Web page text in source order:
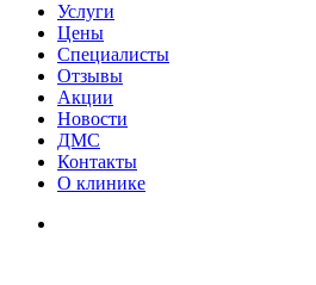
Услуги
Цены
Специалисты
Отзывы
Акции
Новости
ДМС
Контакты
О клинике